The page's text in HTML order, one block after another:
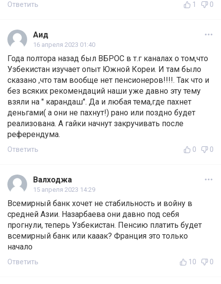
Ответить 1 0
Аид
16 апреля 2023 01:40
Года полтора назад был ВБРОС в т.г каналах о том,что
Узбекистан изучает опыт Южной Кореи. И там было
сказано ,что там вообще нет пенсионеров!!!!. Так что и
без всяких рекомендаций наши уже давно эту тему
взяли на " карандаш". Да и любая тема,где пахнет
деньгами( а они не пахнут!) рано или поздно будет
реализована. А гайки начнут закручивать после
референдума.
Ответить 0 0
Валходжа
15 апреля 2023 14:29
Всемирный банк хочет не стабильность и войну в
средней Азии. Назарбаева они давно под себя
прогнули, теперь Узбекистан. Пенсию платить будет
всемирный банк или кааак? Франция это только
начало
Ответить 10 0